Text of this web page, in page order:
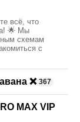
всё, что
🌟 Мы
схемам
с
❌ 367
MAX VIP